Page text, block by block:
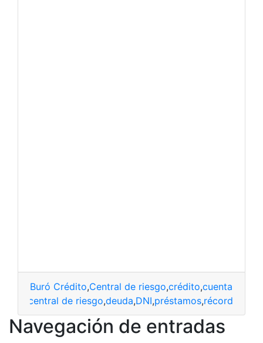
Buró Crédito,Central de riesgo,crédito,cuentas
central de riesgo,deuda,DNI,préstamos,récord
Navegación de entradas